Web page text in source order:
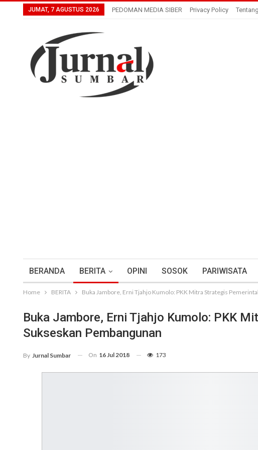
JUMAT, 7 AGUSTUS 2026 PEDOMAN MEDIA SIBER Privacy Policy
BERANDA BERITA OPINI SOSOK PARIWISATA
Home BERITA Buka Jambore, Erni Tjahjo Kumolo: PKK Mitra Strategis
Buka Jambore, Erni Tjahjo Kumolo: PKK
Sukseskan Pembangunan
By Jurnal Sumbar On 16 Jul 2018 173